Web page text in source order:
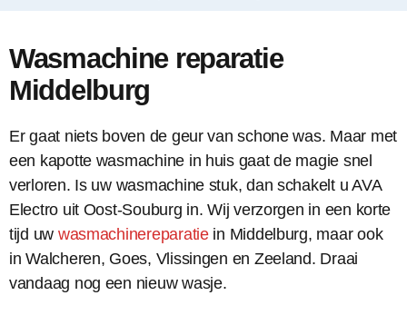
Wasmachine reparatie
Middelburg
Er gaat niets boven de geur van schone was. Maar met
een kapotte wasmachine in huis gaat de magie snel
verloren. Is uw wasmachine stuk, dan schakelt u AVA
Electro uit Oost-Souburg in. Wij verzorgen in een korte
tijd uw wasmachinereparatie in Middelburg, maar ook
in Walcheren, Goes, Vlissingen en Zeeland. Draai
vandaag nog een nieuw wasje.